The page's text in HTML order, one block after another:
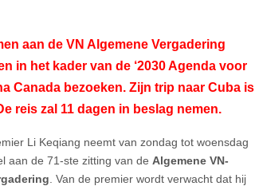
aan de VN Algemene Vergadering
in het kader van de ‘2030 Agenda voor
Canada bezoeken. Zijn trip naar Cuba is
reis zal 11 dagen in beslag nemen.
Li Keqiang neemt van zondag tot woensdag
aan de 71-ste zitting van de Algemene VN-
. Van de premier wordt verwacht dat hij